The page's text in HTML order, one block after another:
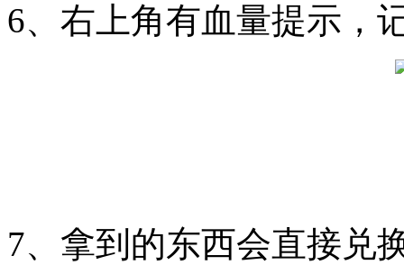
6、右上角有血量提示，
7、拿到的东西会直接兑